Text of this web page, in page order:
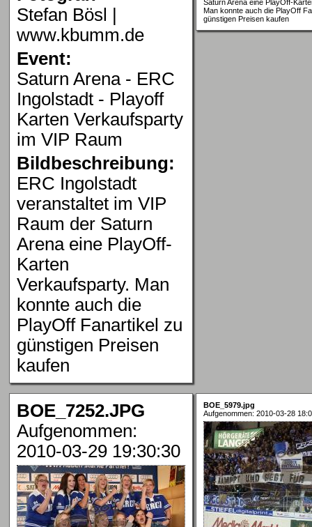
Stefan Bösl |
www.kbumm.de
Event:
Saturn Arena - ERC
Ingolstadt - Playoff
Karten Verkaufsparty
im VIP Raum
Bildbeschreibung:
ERC Ingolstadt
veranstaltet im VIP
Raum der Saturn
Arena eine PlayOff-
Karten
Verkaufsparty. Man
konnte auch die
PlayOff Fanartikel zu
günstigen Preisen
kaufen
Saturn Arena eine PlayOff-
Man konnte auch die PlayOff
günstigen Preisen kaufen
BOE_7252.JPG
Aufgenommen:
2010-03-29 19:30:30
BOE_5979.jpg
Aufgenommen: 2010-03-28